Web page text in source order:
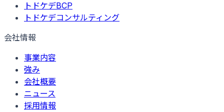
トドケデBCP
トドケデコンサルティング
会社情報
事業内容
強み
会社概要
ニュース
採用情報